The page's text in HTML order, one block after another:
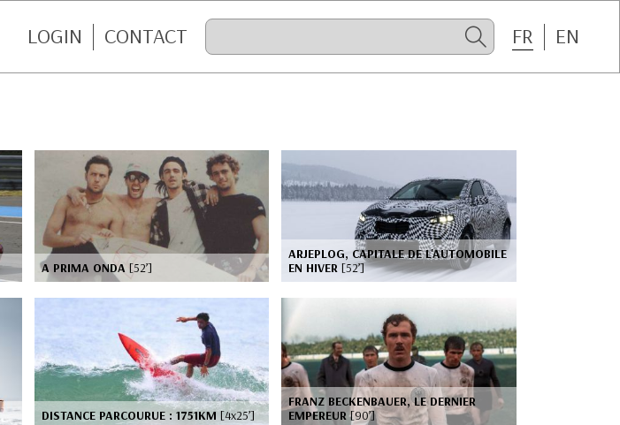
LOGIN CONTACT FR EN
A PRIMA ONDA [52’]
ARJEPLOG, CAPITALE DE L'AUTOMOBILE
EN HIVER[52’]
DISTANCE PARCOURUE : 1751KM [4x25’]
FRANZ BECKENBAUER, LE DERNIER
EMPEREUR[90’]